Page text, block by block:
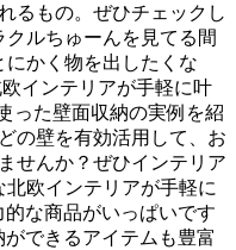
るもの。ぜひチェックし
ルちゅーんを見てる間
かく物を出したくな
インテリアが手軽に叶
った壁面収納の実例を紹
の壁を有効活用して、お
せんか？ぜひインテリア
欧インテリアが手軽に
な商品がいっぱいです
できるアイテムも豊富